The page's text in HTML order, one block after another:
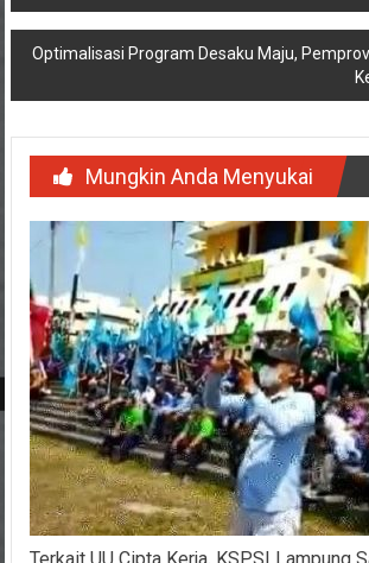
Optimalisasi Program Desaku Maju,
Mungkin Anda Menyukai
Terkait UU Cipta Kerja, KSPSI Lampung
Aspirasi Di Depan Gedung DPRD